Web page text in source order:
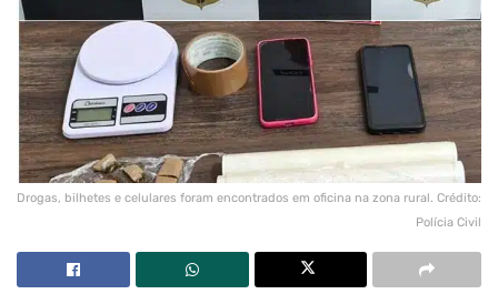
Drogas, bilhetes e celulares foram encontrados em oficina na zona rural. Crédito:
Polícia Civil